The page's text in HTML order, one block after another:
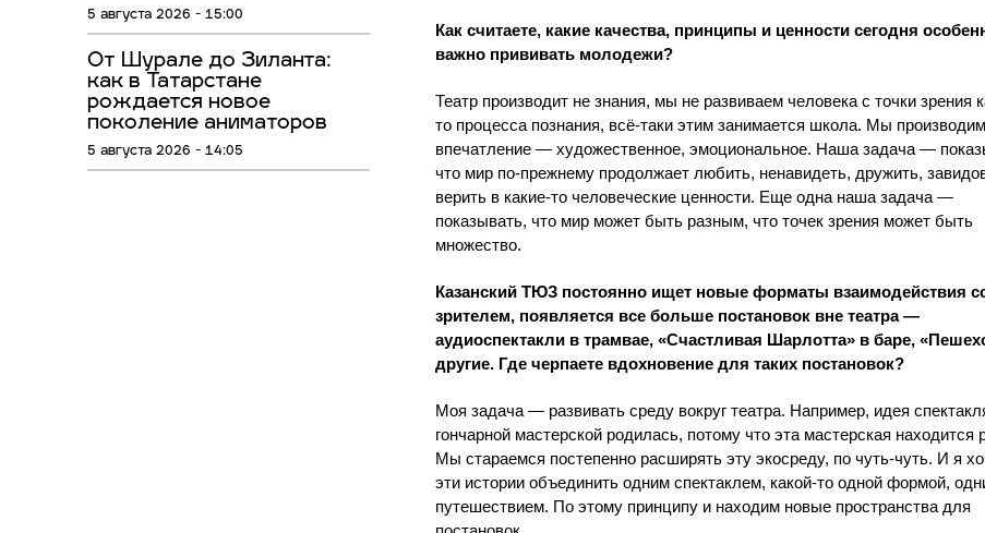
5 августа 2026 - 15:00
От Шурале до Зиланта:
как в Татарстане
рождается новое
поколение аниматоров
5 августа 2026 - 14:05
Как считаете, какие качества, принципы и ценности сегодня
важно прививать молодежи?
Театр производит не знания, мы не развиваем человека с точки зрения
то процесса познания, всё-таки этим занимается школа. Мы производим
впечатление — художественное, эмоциональное. Наша задача —
что мир по-прежнему продолжает любить, ненавидеть, дружить,
верить в какие-то человеческие ценности. Еще одна наша задача —
показывать, что мир может быть разным, что точек зрения может быть
множество.
Казанский ТЮЗ постоянно ищет новые форматы взаимодействия
зрителем, появляется все больше постановок вне театра —
аудиоспектакли в трамвае, «Счастливая Шарлотта» в баре,
другие. Где черпаете вдохновение для таких постановок?
Моя задача — развивать среду вокруг театра. Например, идея
гончарной мастерской родилась, потому что эта мастерская находится
Мы стараемся постепенно расширять эту экосреду, по чуть-чуть. И я
эти истории объединить одним спектаклем, какой-то одной формой,
путешествием. По этому принципу и находим новые пространства для